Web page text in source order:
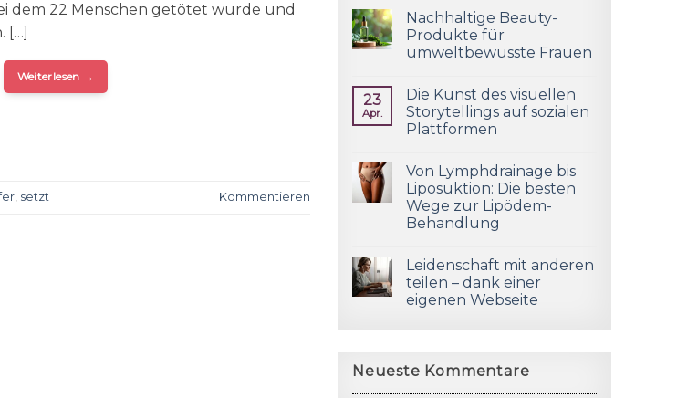
dem 22 Menschen getötet wurde und
[…]
Weiterlesen →
setzt Kommentieren
Nachhaltige Beauty-
Produkte für
umweltbewusste Frauen
23
Apr.
Die Kunst des visuellen
Storytellings auf sozialen
Plattformen
Von Lymphdrainage bis
Liposuktion: Die besten
Wege zur Lipödem-
Behandlung
Leidenschaft mit anderen
teilen – dank einer
eigenen Webseite
Neueste Kommentare